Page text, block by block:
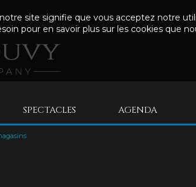
SPECTACLES AGENDA
site signifie que vous acceptez notre
pour en savoir plus sur les cookies que